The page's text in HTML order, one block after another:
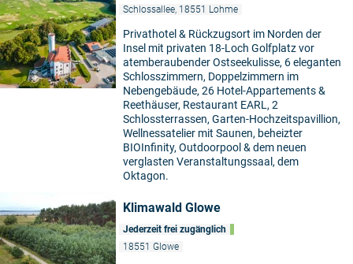
Schlossallee, 18551 Lohme
Privathotel & Rückzugsort im Norden der
Insel mit privaten 18-Loch Golfplatz vor
atemberaubender Ostseekulisse, 6 eleganten
Schlosszimmern, Doppelzimmern im
Nebengebäude, 26 Hotel-Appartements &
Reethäuser, Restaurant EARL, 2
Schlossterrassen, Garten-Hochzeitspavillion,
Wellnessatelier mit Saunen, beheizter
BIOInfinity, Outdoorpool & dem neuen
verglasten Veranstaltungssaal, dem
Oktagon.
Klimawald Glowe
Jederzeit frei zugänglich
18551 Glowe